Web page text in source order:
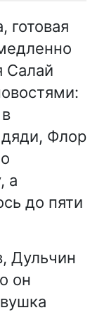
Салай
Флор
а
до пяти
Дульчин
он